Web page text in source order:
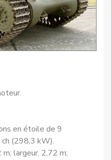
en étoile de 9
(298,3 kW).
largeur, 2,72 m;